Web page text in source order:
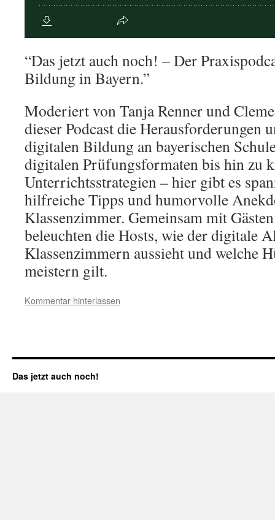
“Das jetzt auch noch! – Der
Bildung in Bayern.”
Moderiert von Tanja Renner und
dieser Podcast die Herausforderungen
digitalen Bildung an bayerischen
digitalen Prüfungsformaten bis hin zu
Unterrichtsstrategien – hier gibt es
hilfreiche Tipps und humorvolle
Klassenzimmer. Gemeinsam mit
beleuchten die Hosts, wie der digitale
Klassenzimmern aussieht und welche
meistern gilt.
Kommentar hinterlassen
Das jetzt auch noch!